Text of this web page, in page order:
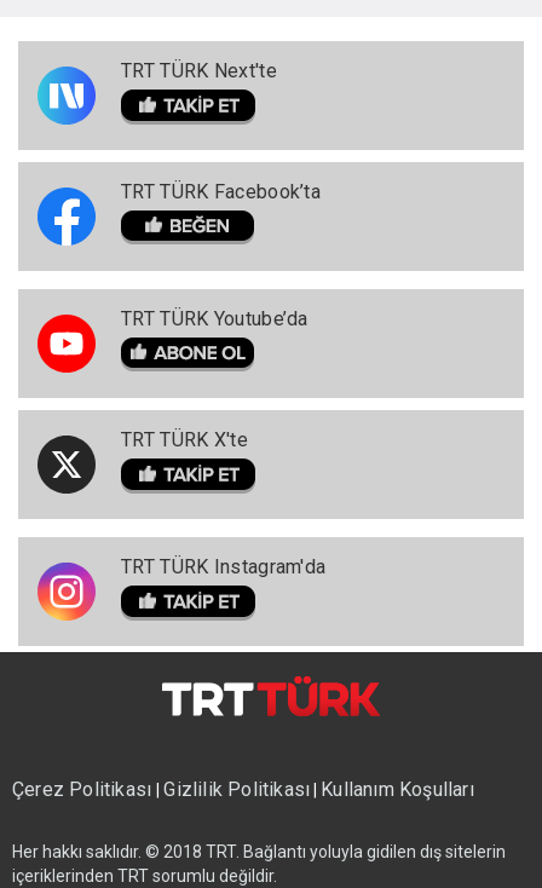
TRT TÜRK Next'te
TRT TÜRK Facebook’ta
TRT TÜRK Youtube’da
TRT TÜRK X'te
TRT TÜRK Instagram'da
Çerez Politikası|Gizlilik Politikası| Kullanım Koşulları
Her hakkı saklıdır. © 2018 TRT. Bağlantı yoluyla gidilen dış sitelerin
içeriklerinden TRT sorumlu değildir.